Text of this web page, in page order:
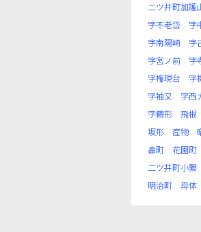
二ツ井町加護
字不老岱
字
字南陽崎
字
字宮ノ前
字
字権現台
字
字袖又
字西
字鶴形
飛根
坂形
産物
畠町
花園町
二ツ井町小繋
明治町
母体